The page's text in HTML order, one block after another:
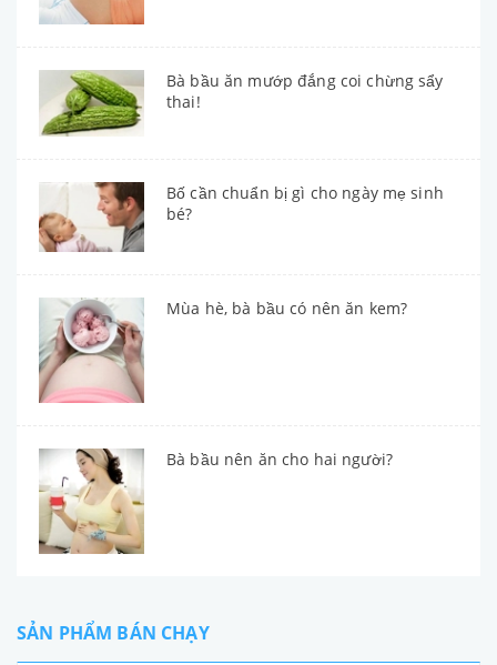
Bà bầu ăn mướp đắng coi chừng sẩy
thai!
Bố cần chuẩn bị gì cho ngày mẹ sinh
bé?
Mùa hè, bà bầu có nên ăn kem?
Bà bầu nên ăn cho hai người?
SẢN PHẨM BÁN CHẠY